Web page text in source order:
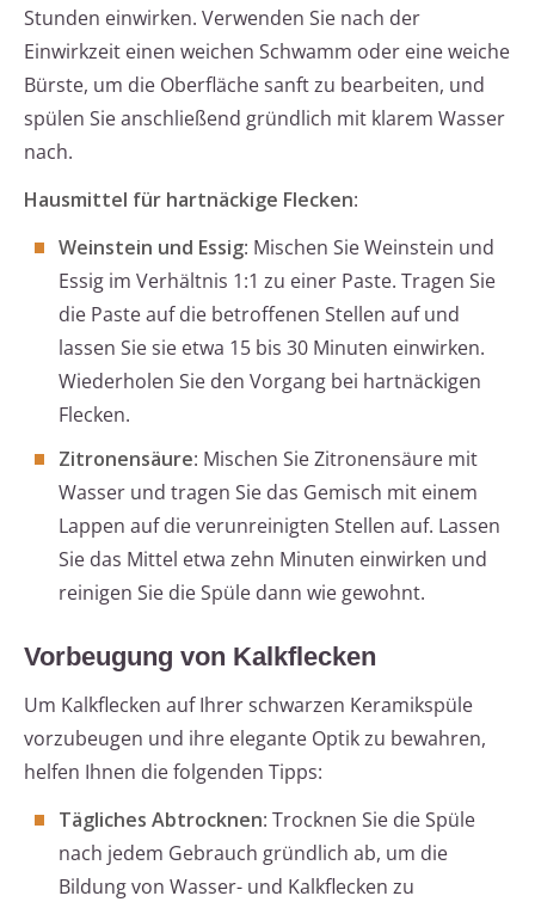
Stunden einwirken. Verwenden Sie nach der
Einwirkzeit einen weichen Schwamm oder eine weiche
Bürste, um die Oberfläche sanft zu bearbeiten, und
spülen Sie anschließend gründlich mit klarem Wasser
nach.
Hausmittel für hartnäckige Flecken:
Weinstein und Essig: Mischen Sie Weinstein und
Essig im Verhältnis 1:1 zu einer Paste. Tragen Sie
die Paste auf die betroffenen Stellen auf und
lassen Sie sie etwa 15 bis 30 Minuten einwirken.
Wiederholen Sie den Vorgang bei hartnäckigen
Flecken.
Zitronensäure: Mischen Sie Zitronensäure mit
Wasser und tragen Sie das Gemisch mit einem
Lappen auf die verunreinigten Stellen auf. Lassen
Sie das Mittel etwa zehn Minuten einwirken und
reinigen Sie die Spüle dann wie gewohnt.
Vorbeugung von Kalkflecken
Um Kalkflecken auf Ihrer schwarzen Keramikspüle
vorzubeugen und ihre elegante Optik zu bewahren,
helfen Ihnen die folgenden Tipps:
Tägliches Abtrocknen: Trocknen Sie die Spüle
nach jedem Gebrauch gründlich ab, um die
Bildung von Wasser- und Kalkflecken zu